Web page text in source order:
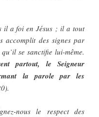
il a foi en Jésus ; il a tout
accomplit des signes par
se sanctifie lui-même.
partout, le Seigneur
la parole par les
nous le respect des